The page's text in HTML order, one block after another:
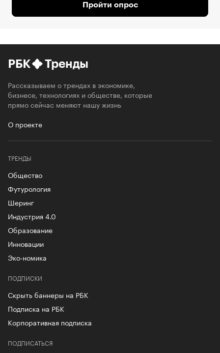
Пройти опрос
РБК Тренды
Рассказываем о трендах в экономике,
бизнесе, технологиях и обществе, которые
прямо сейчас меняют нашу жизнь
О проекте
ТРЕНДЫ
Общество
Футурология
Шеринг
Индустрия 4.0
Образование
Инновации
Эко-номика
ПОДПИСКИ
Скрыть баннеры на РБК
Подписка на РБК
Корпоративная подписка
ПОДПИСАТЬСЯ